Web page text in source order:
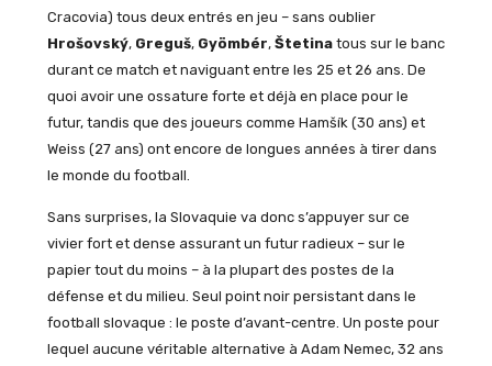
Cracovia) tous deux entrés en jeu – sans oublier
Hrošovský, Greguš, Gyömbér, Štetinatous sur le banc
durant ce match et naviguant entre les 25 et 26 ans. De
quoi avoir une ossature forte et déjà en place pour le
futur, tandis que des joueurs comme Hamšík (30 ans) et
Weiss (27 ans) ont encore de longues années à tirer dans
le monde du football.
Sans surprises, la Slovaquie va donc s’appuyer sur ce
vivier fort et dense assurant un futur radieux – sur le
papier tout du moins – à la plupart des postes de la
défense et du milieu. Seul point noir persistant dans le
football slovaque : le poste d’avant-centre. Un poste pour
lequel aucune véritable alternative à Adam Nemec, 32 ans